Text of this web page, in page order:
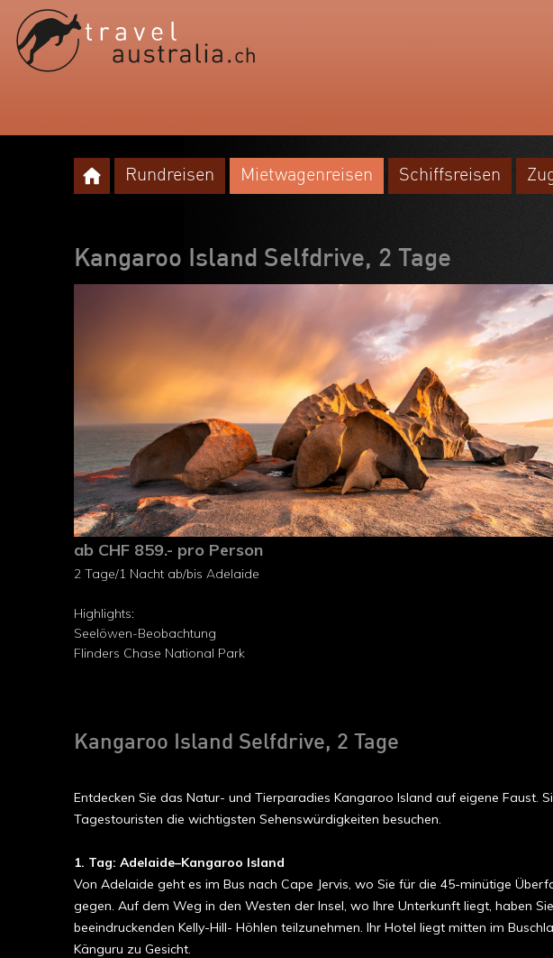
Rundreisen Mietwagenreisen Schiffsreisen
Kangaroo Island Selfdrive, 2 Tage
ab CHF 859.- pro Person
2 Tage/1 Nacht ab/bis Adelaide
Highlights:
Seelöwen-Beobachtung
Flinders Chase National Park
Kangaroo Island Selfdrive, 2 Tage
Entdecken Sie das Natur- und Tierparadies Kangaroo Island auf eigene Faust.
Tagestouristen die wichtigsten Sehenswürdigkeiten besuchen.
1. Tag: Adelaide–Kangaroo Island
Von Ade­laide geht es im Bus nach Cape Jervis, wo Sie für die 45-minütige
gegen. Auf dem Weg in den Westen der Insel, wo Ihre Unterkunft liegt, haben
beeindruckenden Kelly-Hill- Höhlen teilzunehmen. Ihr Hotel liegt mitten im
Känguru zu Gesicht.